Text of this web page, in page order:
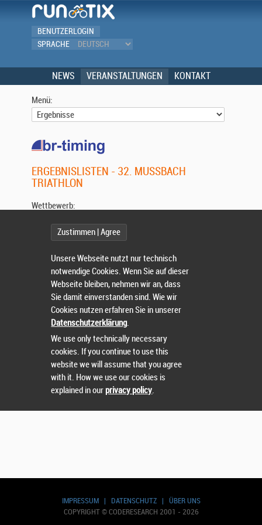
BENUTZERLOGIN
SPRACHE
NEWS VERANSTALTUNGEN KONTAKT
Menü:
ERGEBNISLISTEN - 32. MUSSBACH T
RIATHLON
IMPRESSUM| DATENSCHUTZ| ÜBER UNS
COPYRIGHT © CODERESEARCH 2001 - 2026
Wettbewerb:
Wählen Sie einen Wettbewerb.
Zustimmen | Agree
Unsere Webseite nutzt nur technisch
notwendige Cookies. Wenn Sie auf dieser
Webseite bleiben, nehmen wir an, dass
Sie damit einverstanden sind. Wie wir
Cookies nutzen erfahren Sie in unserer
Datenschutzerklärung.
We use only technically necessary
cookies. If you continue to use this
website we will assume that you agree
with it. How we use our cookies is
explained in ourprivacy policy.